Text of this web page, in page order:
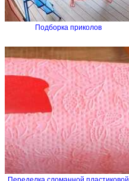
Подборка приколов